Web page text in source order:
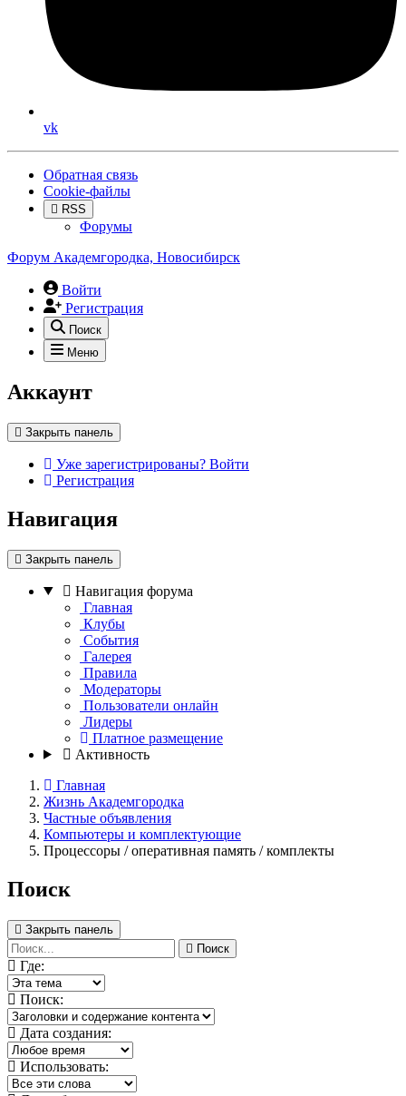
vk
Обратная связь
Cookie-файлы
RSS
Форумы
Форум Академгородка, Новосибирск
Войти
Регистрация
Поиск
Меню
Аккаунт
Закрыть панель
Уже зарегистрированы? Войти
Регистрация
Навигация
Закрыть панель
Навигация форума
Главная
Клубы
События
Галерея
Правила
Модераторы
Пользователи онлайн
Лидеры
Платное размещение
Активность
Главная
Жизнь Академгородка
Частные объявления
Компьютеры и комплектующие
Процессоры / оперативная память / комплекты
Поиск
Закрыть панель
Поиск
Где:
Поиск:
Дата создания:
Использовать: